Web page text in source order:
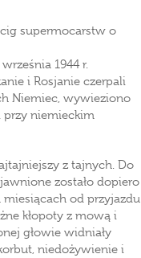
supermocarstw o
1944 r.
i Rosjanie czerpali
Niemiec, wywieziono
przy niemieckim
z tajnych. Do
zostało dopiero
miesiącach od przyjazdu
kłopoty z mową i
głowie widniały
niedożywienie i